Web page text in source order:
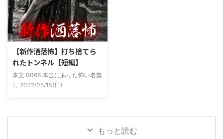
感じがあって当然ながら信じてな
かった。でもいいやつではあった
し頻繁に遊びに行ったりもして
た。 そしてゴールデンウィーク
れた。要約するとこの前霊が見え
た時に必死に念じたら除霊できた
っていう話だった。その時数人で
い ...
【新作洒落怖】打ち捨てら
れたトンネル【短編】
本文 0068 本当にあった怖い名無
し 2022/05/15(日)
る。陸の孤島と呼ばれたその地区もっと読む